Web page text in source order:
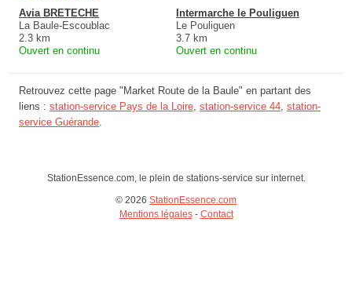
Avia BRETECHE
La Baule-Escoublac
2.3 km
Ouvert en continu
Intermarche le Pouliguen
Le Pouliguen
3.7 km
Ouvert en continu
Retrouvez cette page "Market Route de la Baule" en partant des
liens : station-service Pays de la Loire, station-service 44, station-
service Guérande.
StationEssence.com, le plein de stations-service sur internet.
© 2026 StationEssence.com
Mentions légales- Contact